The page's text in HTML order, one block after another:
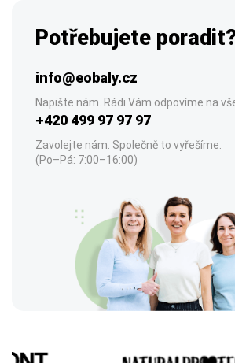
Potřebujete
info@eobaly.cz
Napište nám. Rádi Vám odpovíme na
+420 499 97 97 97
Zavolejte nám. Společně to vyřešíme.
(Po–Pá: 7:00–16:00)